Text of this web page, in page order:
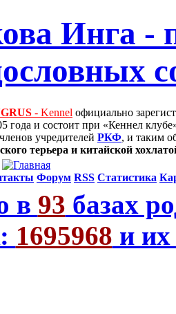
- Kennel официально
года и состоит при «Кеннел
учредителей РКФ, и таким
терьера и китайской
Форум RSS Статистика
в 93 базах
1695968 и